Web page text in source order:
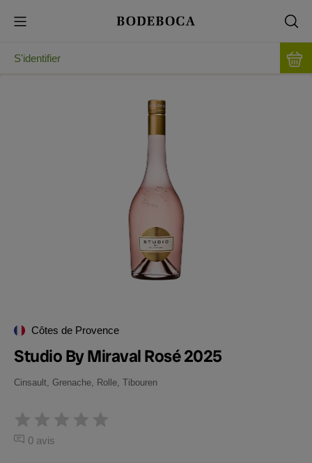
S'identifier
Côtes de Provence
Studio By Miraval Rosé 2025
Cinsault, Grenache, Rolle, Tibouren
0 avis